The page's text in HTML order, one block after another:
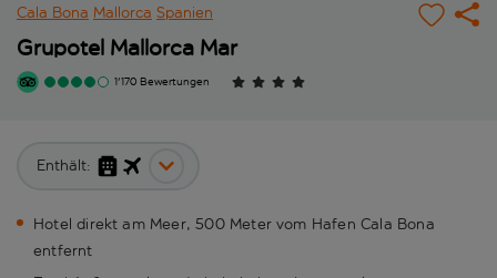
Cala Bona Mallorca Spanien
Grupotel Mallorca Mar
1'170 Bewertungen
Enthält:
Hotel direkt am Meer, 500 Meter vom Hafen Cala Bona
entfernt